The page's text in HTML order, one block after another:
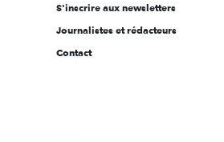
S'inscrire aux newsletters
Journalistes et rédacteurs
Contact